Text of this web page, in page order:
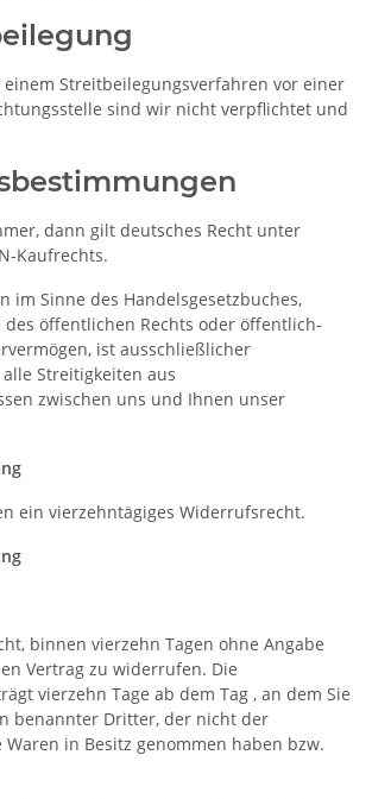
Streitbeilegungsverfahren vor einer
sind wir nicht verpflichtet und
dann gilt deutsches Recht unter
Kaufrechts.
im Sinne des Handelsgesetzbuches,
des öffentlichen Rechts oder öffentlich-
ist ausschließlicher
Streitigkeiten aus
zwischen uns und Ihnen unser
ein vierzehntägiges Widerrufsrecht.
binnen vierzehn Tagen ohne Angabe
Vertrag zu widerrufen. Die
vierzehn Tage ab dem Tag , an dem Sie
benannter Dritter, der nicht der
in Besitz genommen haben bzw.